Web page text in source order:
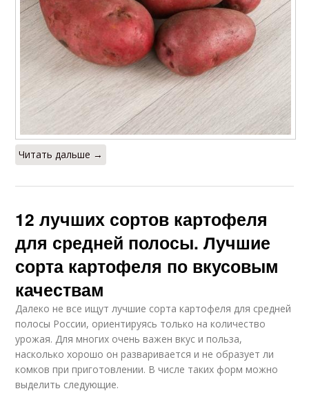
Читать дальше →
12 лучших сортов картофеля
для средней полосы. Лучшие
сорта картофеля по вкусовым
качествам
Далеко не все ищут лучшие сорта картофеля для средней
полосы России, ориентируясь только на количество
урожая. Для многих очень важен вкус и польза,
насколько хорошо он разваривается и не образует ли
комков при приготовлении. В числе таких форм можно
выделить следующие.